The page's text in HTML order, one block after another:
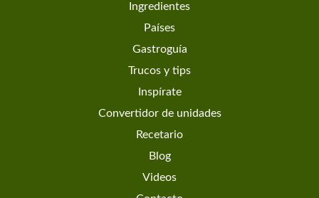
Ingredientes
Países
Gastroguía
Trucos y tips
Inspírate
Convertidor de unidades
Recetario
Blog
Videos